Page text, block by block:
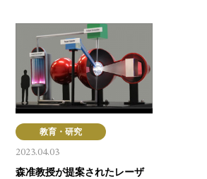
教育・研究
2023.04.03
森准教授が提案されたレーザ